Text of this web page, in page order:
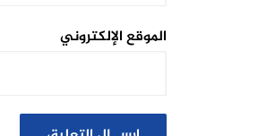
الموقع الإلكتروني